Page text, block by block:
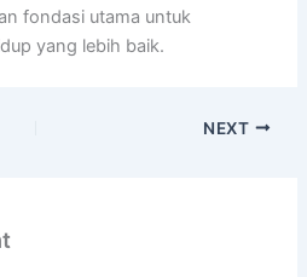
fondasi utama untuk
yang lebih baik.
NEXT